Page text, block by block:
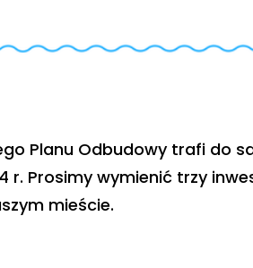
Planu Odbudowy trafi do
Prosimy wymienić trzy
mieście.